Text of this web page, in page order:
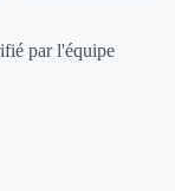
par l'équipe